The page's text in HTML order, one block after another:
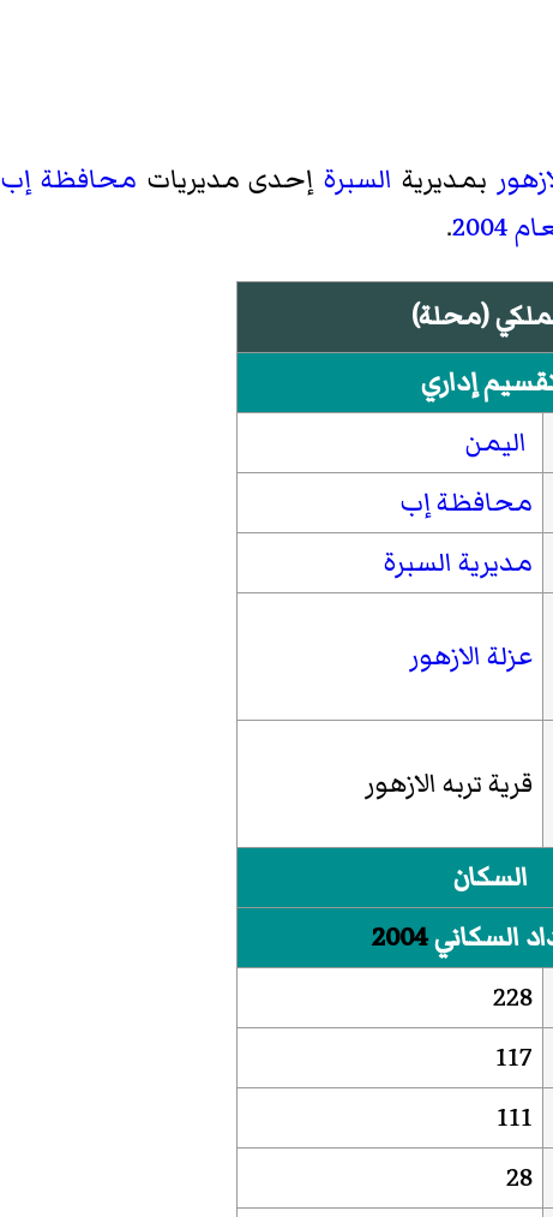
بمديرية السبرة إحدى مديريات محافظة إب
.
(محلة)
إداري
اليمن
محافظة إب
مديرية السبرة
عزلة الازهور
قرية تربه الازهور
السكان
السكاني2004
228
117
111
28